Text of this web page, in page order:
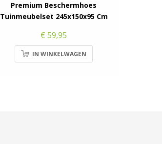
Premium Beschermhoes
Tuinmeubelset 245x150x95 Cm
€ 59,95
IN WINKELWAGEN